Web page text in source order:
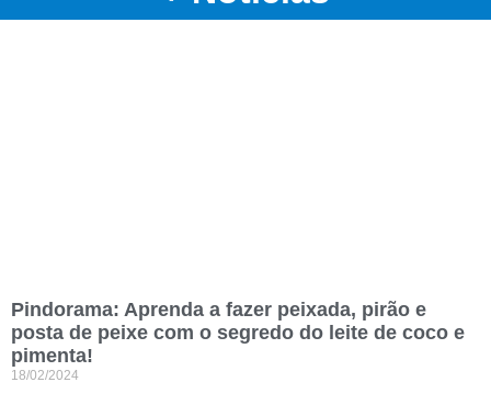
Pindorama: Aprenda a fazer peixada, pirão e
posta de peixe com o segredo do leite de coco e
pimenta!
18/02/2024